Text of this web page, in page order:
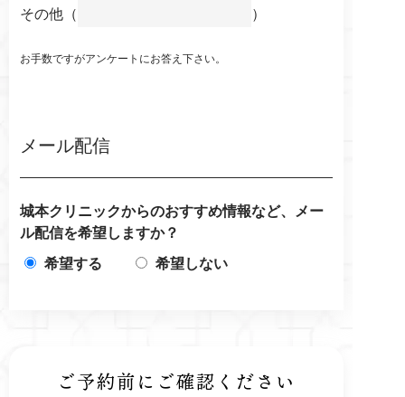
その他（
）
お手数ですがアンケートにお答え下さい。
メール配信
城本クリニックからのおすすめ情報など、メー
ル配信を希望しますか？
希望する
希望しない
ご予約前にご確認ください